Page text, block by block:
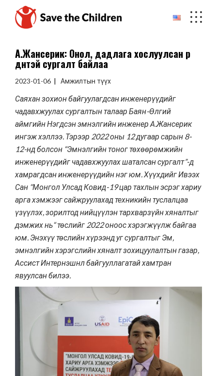
content
А.Жансерик: Онол, дадлага хослуулсан үр
дүнтэй сургалт байлаа
2023-01-06 Амжилтын түүх
Саяхан зохион байгуулагдсан инженерүүдийг
чадавхжуулах сургалтын талаар Баян-Өлгий
аймгийн Нэгдсэн эмнэлгийн инженер А.Жансерик
ингэж хэллээ. Тэрээр 2022 оны 12 дугаар сарын 8-
12-нд болсон “Эмнэлгийн тоног төхөөрөмжийн
инженерүүдийг чадавхжуулах шаталсан сургалт”-д
хамрагдсан инженерүүдийн нэг юм. Хүүхдийг Ивээх
Сан “Монгол Улсад Ковид-19 цар тахлын эсрэг хариу
арга хэмжээг сайжруулахад техникийн туслалцаа
үзүүлэх, зорилтод нийцүүлэн тархварзүйн хяналтыг
дэмжих нь“ төслийг 2022 оноос хэрэгжүүлж байгаа
юм. Энэхүү төслийн хүрээнд уг сургалтыг Эм,
эмнэлгийн хэрэгслийн хяналт зохицуулалтын газар,
Ассист Интернэшнл байгууллагатай хамтран
явуулсан билээ.